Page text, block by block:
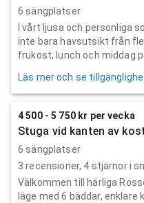
6 sängplatser
I vårt ljusa och personliga
inte bara havsutsikt från
frukost, lunch och middag
Läs mer och se
4 500 - 5 750 kr per vecka
Stuga vid kanten av
6 sängplatser
3 recensioner, 4 stjärnor i
Välkommen till härliga
läge med 6 bäddar,